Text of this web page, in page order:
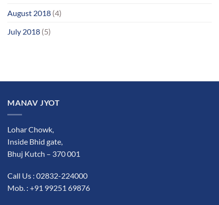
August 2018 (4)
July 2018 (5)
MANAV JYOT
Lohar Chowk,
Inside Bhid gate,
Bhuj Kutch – 370 001
Call Us : 02832-224000
Mob. : +91 99251 69876